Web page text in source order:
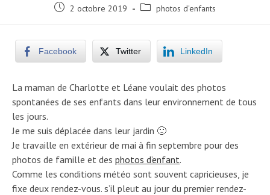
Post 2 octobre 2019
Post photos d'enfants
Facebook Twitter LinkedIn
La maman de Charlotte et Léane voulait des photos
spontanées de ses enfants dans leur environnement de tous
les jours.
Je me suis déplacée dans leur jardin 🙂
Je travaille en extérieur de mai à fin septembre pour des
photos de famille et des photos d’enfant.
Comme les conditions météo sont souvent capricieuses, je
fixe deux rendez-vous. s’il pleut au jour du premier rendez-